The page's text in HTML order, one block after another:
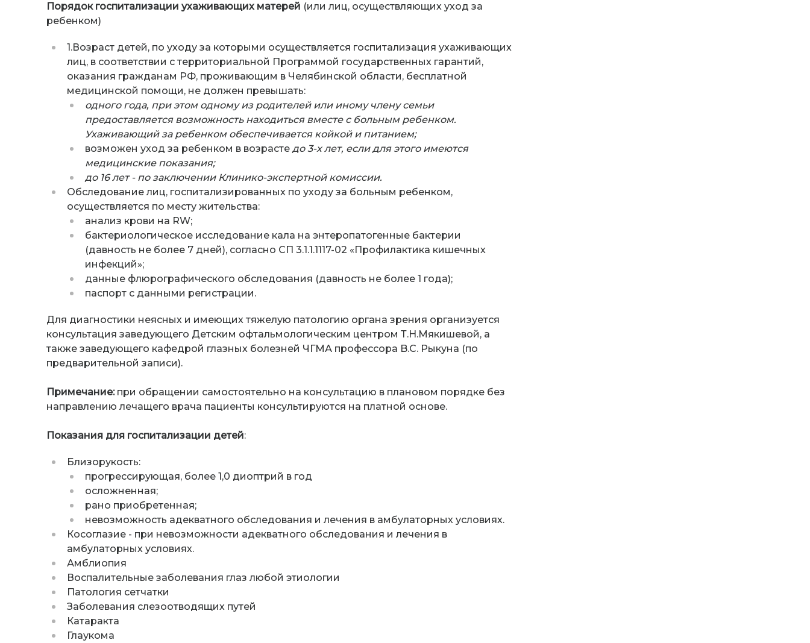
Порядок госпитализации ухаживающих матерей (или лиц, осуществляющих уход за
ребенком)
1.Возраст детей, по уходу за которыми осуществляется госпитализация ухаживающих
лиц, в соответствии с территориальной Программой государственных гарантий,
оказания гражданам РФ, проживающим в Челябинской области, бесплатной
медицинской помощи, не должен превышать:
одного года, при этом одному из родителей или иному члену семьи
предоставляется возможность находиться вместе с больным ребенком.
Ухаживающий за ребенком обеспечивается койкой и питанием;
возможен уход за ребенком в возрасте до 3-х лет, если для этого имеются
медицинские показания;
до 16 лет - по заключении Клинико-экспертной комиссии.
Обследование лиц, госпитализированных по уходу за больным ребенком,
осуществляется по месту жительства:
анализ крови на RW;
бактериологическое исследование кала на энтеропатогенные бактерии
(давность не более 7 дней), согласно СП 3.1.1.1117-02 «Профилактика кишечных
инфекций»;
данные флюрографического обследования (давность не более 1 года);
паспорт с данными регистрации.
Для диагностики неясных и имеющих тяжелую патологию органа зрения организуется
консультация заведующего Детским офтальмологическим центром Т.Н.Мякишевой, а
также заведующего кафедрой глазных болезней ЧГМА профессора B.C. Рыкуна (по
предварительной записи).
Примечание:при обращении самостоятельно на консультацию в плановом порядке без
направлению лечащего врача пациенты консультируются на платной основе.
Показания для госпитализации детей:
Близорукость:
прогрессирующая, более 1,0 диоптрий в год
осложненная;
рано приобретенная;
невозможность адекватного обследования и лечения в амбулаторных условиях.
Косоглазие - при невозможности адекватного обследования и лечения в
амбулаторных условиях.
Амблиопия
Воспалительные заболевания глаз любой этиологии
Патология сетчатки
Заболевания слезоотводящих путей
Катаракта
Глаукома